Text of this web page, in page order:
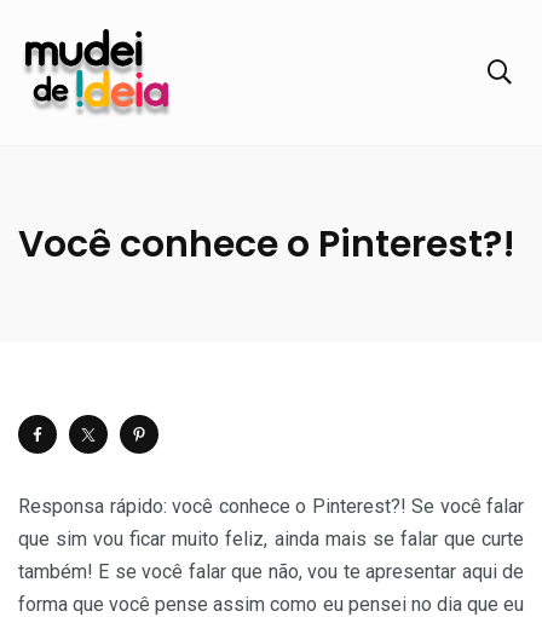
Você conhece o Pinterest?!
Responsa rápido: você conhece o Pinterest?! Se você falar
que sim vou ficar muito feliz, ainda mais se falar que curte
também! E se você falar que não, vou te apresentar aqui de
forma que você pense assim como eu pensei no dia que eu